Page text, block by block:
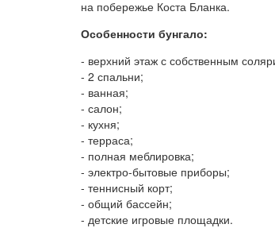
на побережье Коста Бланка.
Особенности бунгало:
- верхний этаж с собственным
- 2 спальни;
- ванная;
- салон;
- кухня;
- терраса;
- полная меблировка;
- электро-бытовые приборы;
- теннисный корт;
- общий бассейн;
- детские игровые площадки.